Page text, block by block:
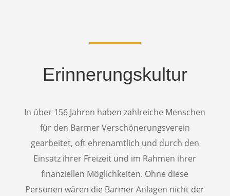
Erinnerungskultur
In über 156 Jahren haben zahlreiche Menschen
für den Barmer Verschönerungsverein
gearbeitet, oft ehrenamtlich und durch den
Einsatz ihrer Freizeit und im Rahmen ihrer
finanziellen Möglichkeiten. Ohne diese
Personen wären die Barmer Anlagen nicht der